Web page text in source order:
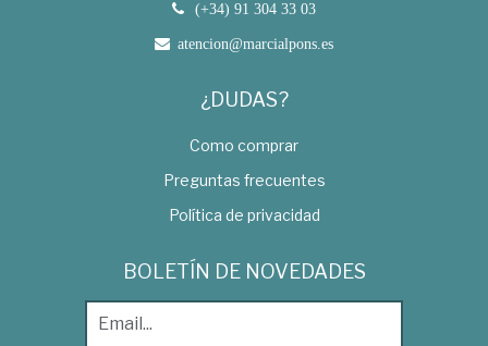
(+34) 91 304 33 03
atencion@marcialpons.es
¿DUDAS?
Como comprar
Preguntas frecuentes
Política de privacidad
BOLETÍN DE NOVEDADES